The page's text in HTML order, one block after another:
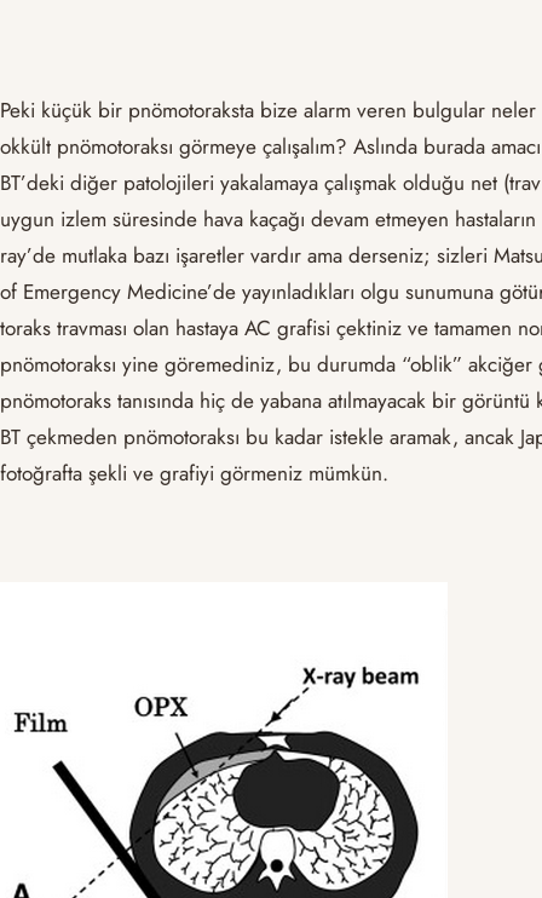
Peki küçük bir pnömotoraksta bize alarm veren bulgular
okkült pnömotoraksı görmeye çalışalım? Aslında burada
BT’deki diğer patolojileri yakalamaya çalışmak olduğu net
uygun izlem süresinde hava kaçağı devam etmeyen
ray’de mutlaka bazı işaretler vardır ama derseniz; sizleri
of Emergency Medicine’de yayınladıkları olgu sunumuna
toraks travması olan hastaya AC grafisi çektiniz ve tamamen
pnömotoraksı yine göremediniz, bu durumda “oblik”
pnömotoraks tanısında hiç de yabana atılmayacak bir
BT çekmeden pnömotoraksı bu kadar istekle aramak, ancak
fotoğrafta şekli ve grafiyi görmeniz mümkün.